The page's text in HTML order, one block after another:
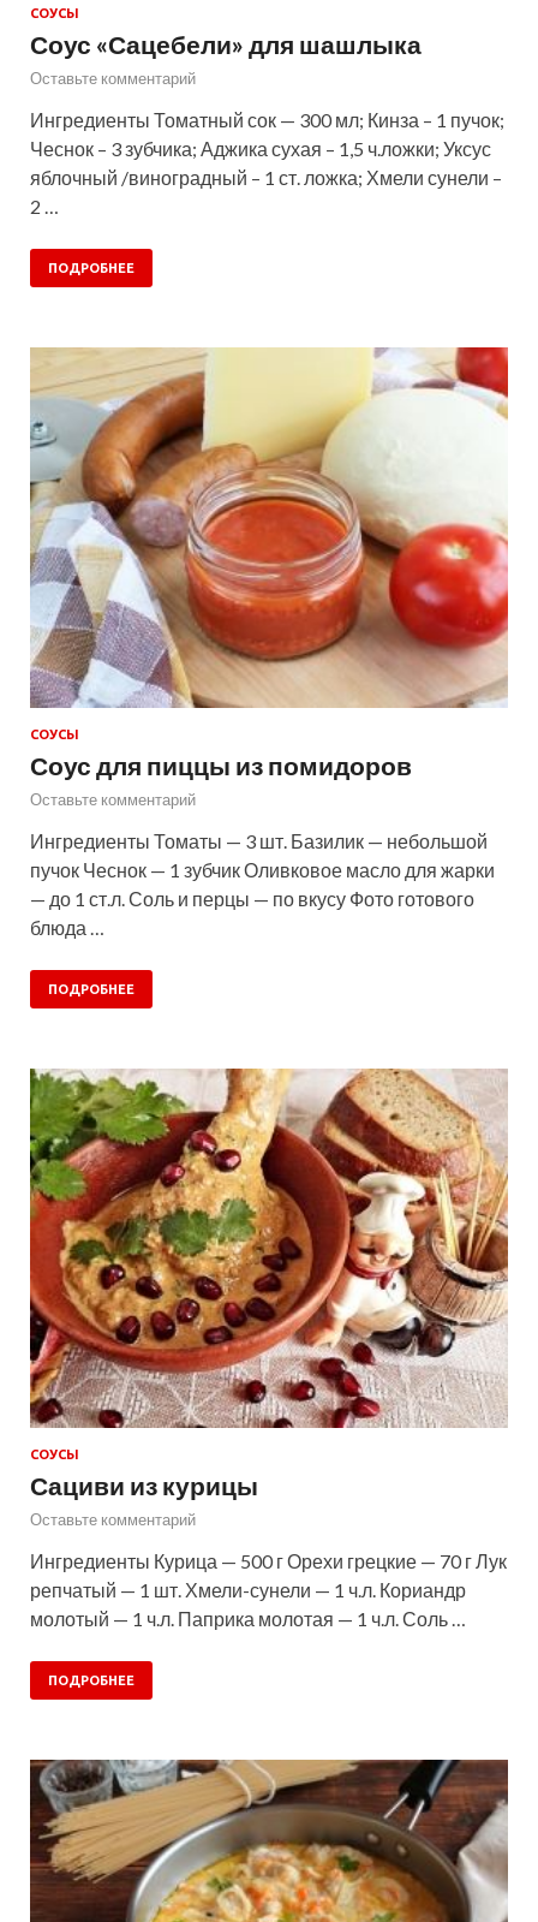
СОУСЫ
Соус «Сацебели» для шашлыка
Оставьте комментарий
Ингредиенты Томатный сок — 300 мл; Кинза – 1 пучок;
Чеснок – 3 зубчика; Аджика сухая – 1,5 ч.ложки; Уксус
яблочный /виноградный – 1 ст. ложка; Хмели сунели –
2 …
ПОДРОБНЕЕ
СОУСЫ
Соус для пиццы из помидоров
Оставьте комментарий
Ингредиенты Томаты — 3 шт. Базилик — небольшой
пучок Чеснок — 1 зубчик Оливковое масло для жарки
— до 1 ст.л. Соль и перцы — по вкусу Фото готового
блюда …
ПОДРОБНЕЕ
СОУСЫ
Сациви из курицы
Оставьте комментарий
Ингредиенты Курица — 500 г Орехи грецкие — 70 г Лук
репчатый — 1 шт. Хмели-сунели — 1 ч.л. Кориандр
молотый — 1 ч.л. Паприка молотая — 1 ч.л. Соль …
ПОДРОБНЕЕ